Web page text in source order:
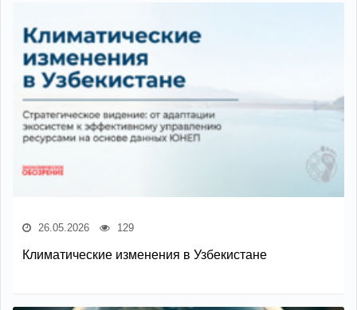
26.05.2026 129
Климатические изменения в Узбекистане